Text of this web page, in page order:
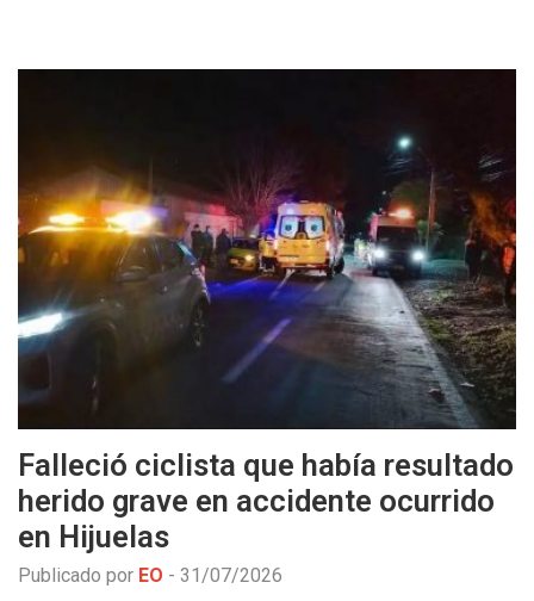
Falleció ciclista que había resultado
herido grave en accidente ocurrido
en Hijuelas
Publicado por EO - 31/07/2026